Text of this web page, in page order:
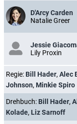
D'Arcy Carden
Natalie Greer
Jessie
Lily Proxin
Regie: Bill Hader, Alec
Johnson, Minkie Spiro
Drehbuch: Bill Hader,
Kolade, Liz Sarnoff